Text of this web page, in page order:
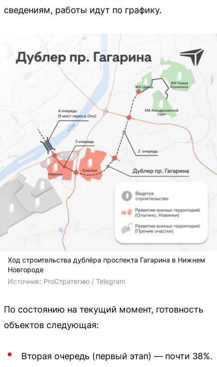
сведениям, работы идут по графику.
Ход строительства дублёра проспекта Гагарина в Нижнем
Новгороде
Источник: ProСтратегию / Telegram
По состоянию на текущий момент, готовность
объектов следующая:
Вторая очередь (первый этап) — почти 38%.